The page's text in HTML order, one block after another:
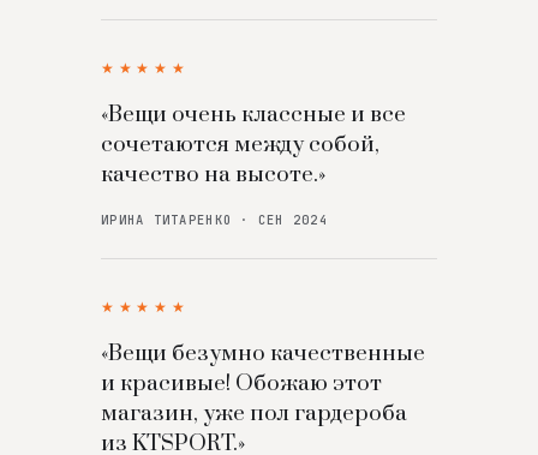
★★★★★
«Вещи очень классные и все
сочетаются между собой,
качество на высоте.»
ИРИНА ТИТАРЕНКО · СЕН 2024
★★★★★
«Вещи безумно качественные
и красивые! Обожаю этот
магазин, уже пол гардероба
из KTSPORT.»